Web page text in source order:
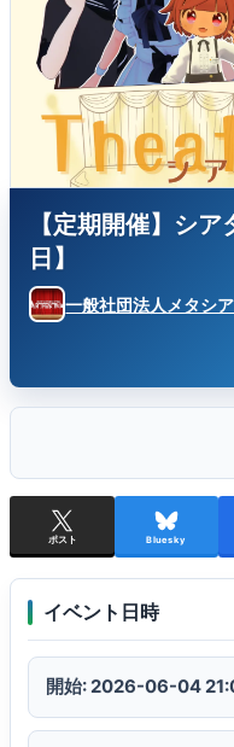
【定期開催】シ
日】
一般社団法人メタシ
ポスト Bluesky
イベント日時
開始: 2026-06-04